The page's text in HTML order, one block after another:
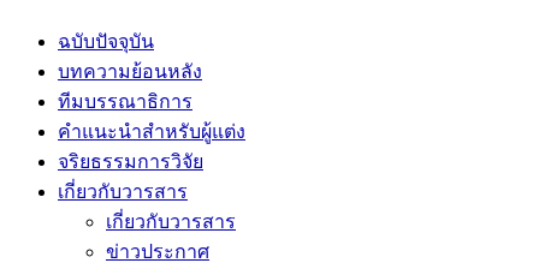
ฉบับปัจจุบัน
บทความย้อนหลัง
ทีมบรรณาธิการ
คำแนะนำสำหรับผู้แต่ง
จริยธรรมการวิจัย
เกี่ยวกับวารสาร
เกี่ยวกับวารสาร
ข่าวประกาศ